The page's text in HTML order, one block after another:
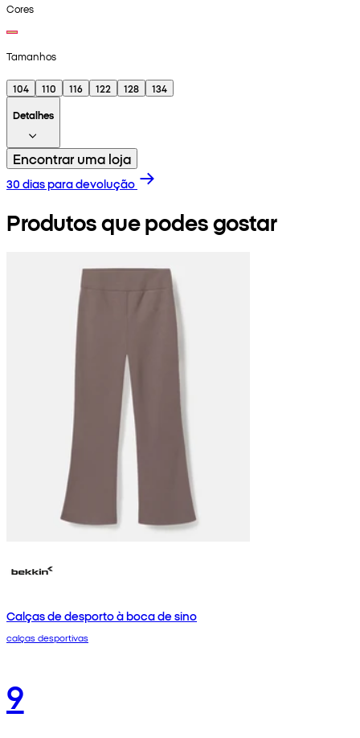
Cores
Tamanhos
104 110 116 122 128
134
Detalhes
Encontrar uma loja
30 dias para devolução
Produtos que podes gostar
Calças de desporto à boca de sino
calças desportivas
9